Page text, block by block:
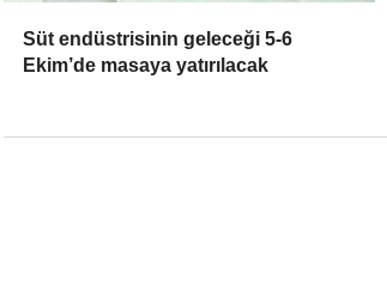
Süt endüstrisinin geleceği 5-6
Ekim’de masaya yatırılacak